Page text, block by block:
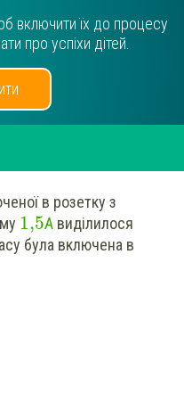
включити їх до процесу
про успіхи дітей.
в розетку з
1,5А виділилося
була включена в